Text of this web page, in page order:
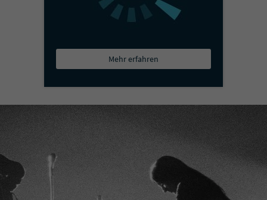
Mehr erfahren